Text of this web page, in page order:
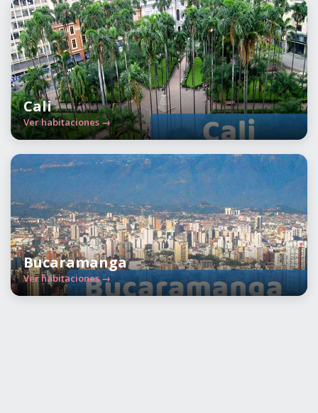
Cali
Ver habitaciones →
Bucaramanga
Ver habitaciones →